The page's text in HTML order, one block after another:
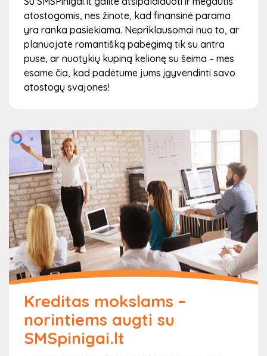
atostogomis, nes žinote, kad finansinė parama
yra ranka pasiekiama. Nepriklausomai nuo to, ar
planuojate romantišką pabėgimą tik su antra
puse, ar nuotykių kupiną kelionę su šeima – mes
esame čia, kad padėtume jums įgyvendinti savo
atostogų svajones!
Kreditas mokslams –
norintiems augti su
SMSpinigai.lt